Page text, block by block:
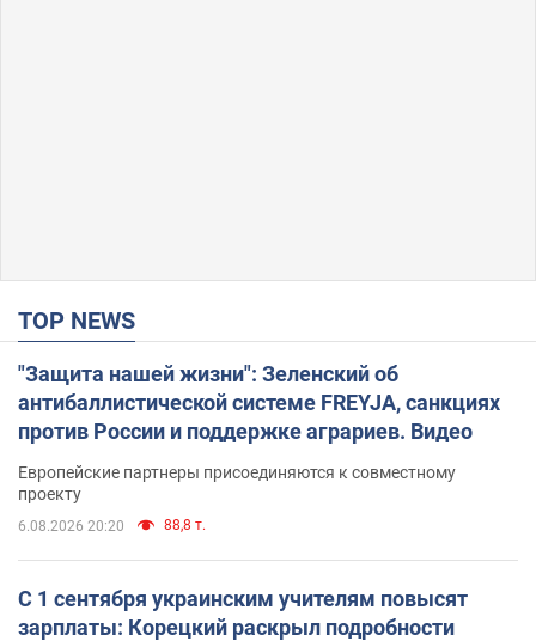
TOP NEWS
"Защита нашей жизни": Зеленский об
антибаллистической системе FREYJA, санкциях
против России и поддержке аграриев. Видео
Европейские партнеры присоединяются к совместному
проекту
6.08.2026 20:20 88,8 т.
С 1 сентября украинским учителям повысят
зарплаты: Корецкий раскрыл подробности